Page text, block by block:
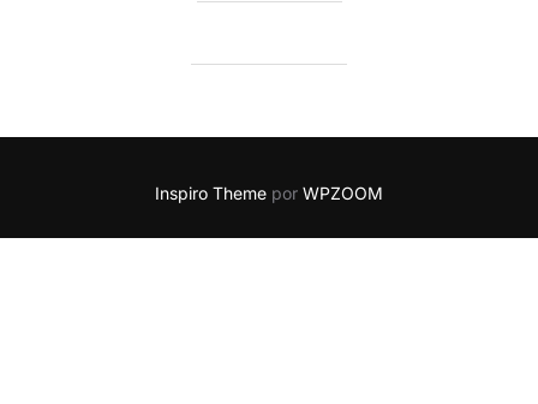
Inspiro Theme por WPZOOM